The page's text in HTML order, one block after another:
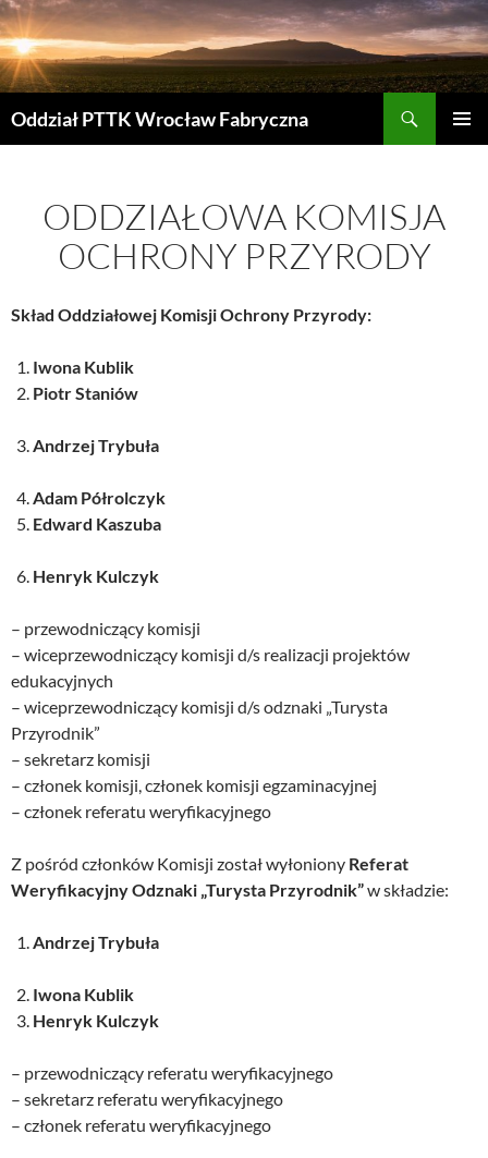
Przejdź
do
treści
Oddział PTTK Wrocław Fabryczna
ODDZIAŁOWA KOMISJA
OCHRONY PRZYRODY
Skład Oddziałowej Komisji Ochrony Przyrody:
Iwona Kublik
Piotr Staniów
Andrzej Trybuła
Adam Półrolczyk
Edward Kaszuba
Henryk Kulczyk
– przewodniczący komisji
– wiceprzewodniczący komisji d/s realizacji projektów
edukacyjnych
– wiceprzewodniczący komisji d/s odznaki „Turysta
Przyrodnik”
– sekretarz komisji
– członek komisji, członek komisji egzaminacyjnej
– członek referatu weryfikacyjnego
Z pośród członków Komisji został wyłoniony Referat
WeryfikacyjnyOdznaki „Turysta Przyrodnik”w składzie:
Andrzej Trybuła
Iwona Kublik
Henryk Kulczyk
– przewodniczący referatu weryfikacyjnego
– sekretarz referatu weryfikacyjnego
– członek referatu weryfikacyjnego